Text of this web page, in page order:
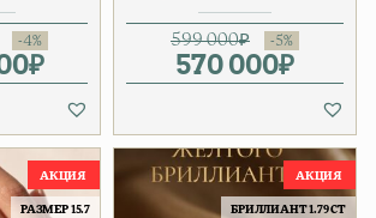
цена
₽ цена: 1 150 000₽.
599 000₽
570 000₽
Текущая
РАЗМЕР 15.7 БРИЛЛИАНТ 1.79 CT